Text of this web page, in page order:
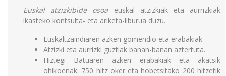
Euskal atzizkibide osoa euskal atzizkiak eta aurrizkiak
ikasteko kontsulta- eta ariketa-liburua duzu.
Euskaltzaindiaren azken gomendio eta erabakiak.
Atzizki eta aurrizki guztiak banan-banan aztertuta.
Hiztegi Batuaren azken erabakiak eta akatsik
ohikoenak: 750 hitz oker eta hobetsitako 200 hitzetik